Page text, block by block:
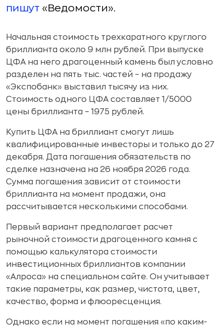
пишут «Ведомости».
Начальная стоимость трехкаратного круглого
бриллианта около 9 млн рублей. При выпуске
ЦФА на него драгоценный камень был условно
разделен на пять тыс. частей – на продажу
«Экспобанк» выставил тысячу из них.
Стоимость одного ЦФА составляет 1/5000
цены бриллианта – 1975 рублей.
Купить ЦФА на бриллиант смогут лишь
квалифицированные инвесторы и только до 27
декабря. Дата погашения обязательств по
сделке назначена на 26 ноября 2026 года.
Сумма погашения зависит от стоимости
бриллианта на момент продажи, она
рассчитывается несколькими способами.
Первый вариант предполагает расчет
рыночной стоимости драгоценного камня с
помощью калькулятора стоимости
инвестиционных бриллиантов компании
«Алроса» на специальном сайте. Он учитывает
такие параметры, как размер, чистота, цвет,
качество, форма и флюоресценция.
Однако если на момент погашения «по каким-